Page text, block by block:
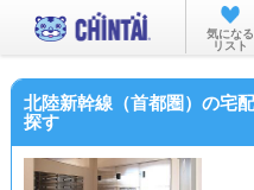
お部
気になる
リスト
北陸新幹線（首都圏）の宅
探す